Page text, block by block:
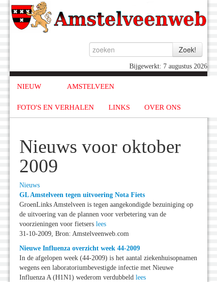
Bijgewerkt: 7 augustus 2026
NIEUW AMSTELVEEN
FOTO'S EN VERHALEN LINKS OVER ONS
Nieuws voor oktober
2009
Nieuws
GL Amstelveen tegen uitvoering Nota Fiets
GroenLinks Amstelveen is tegen aangekondigde bezuiniging op
de uitvoering van de plannen voor verbetering van de
voorzieningen voor fietsers lees
31-10-2009, Bron: Amstelveenweb.com
Nieuwe Influenza overzicht week 44-2009
In de afgelopen week (44-2009) is het aantal ziekenhuisopnamen
wegens een laboratoriumbevestigde infectie met Nieuwe
Influenza A (H1N1) wederom verdubbeld lees